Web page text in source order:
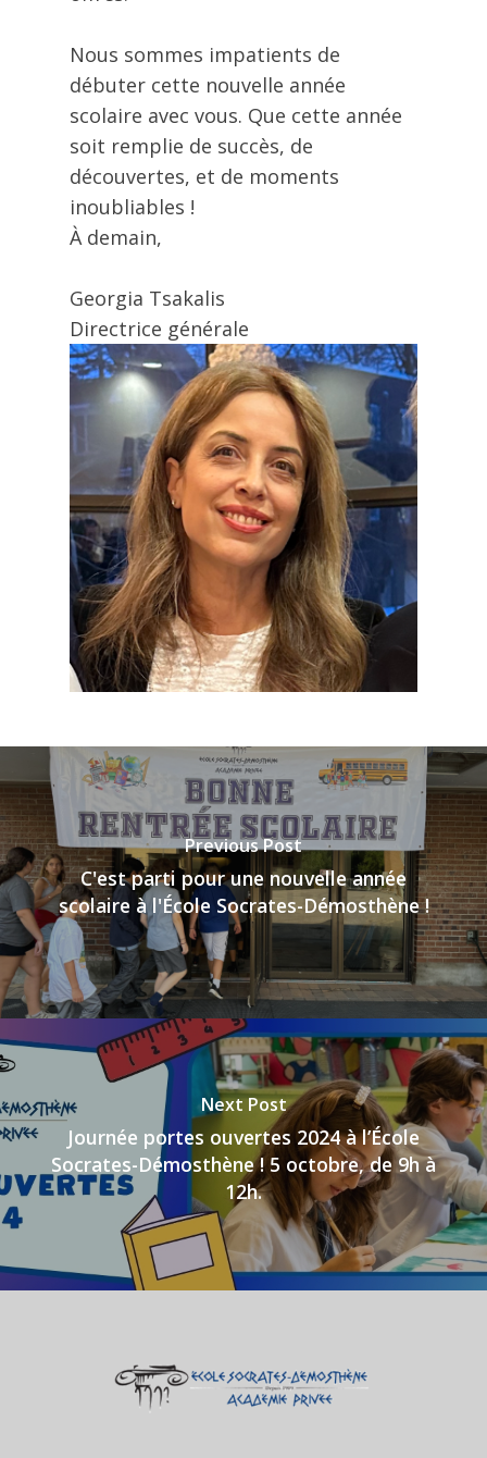
Nous sommes impatients de
débuter cette nouvelle année
scolaire avec vous. Que cette année
soit remplie de succès, de
découvertes, et de moments
inoubliables !
À demain,
Georgia Tsakalis
Directrice générale
Previous Post
C'est parti pour une nouvelle année
scolaire à l'École Socrates-Démosthène !
Next Post
Journée portes ouvertes 2024 à l’École
Socrates-Démosthène ! 5 octobre, de 9h à
12h.